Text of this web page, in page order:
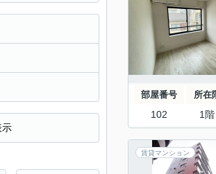
部屋番号 所在
102 1階
賃貸マンション
示